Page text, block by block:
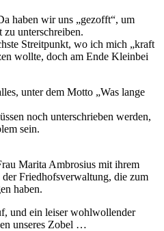
haben wir uns „gezofft“, um
unterschreiben.
Streitpunkt, wo ich mich „kraft
wollte, doch am Ende Kleinbei
unter dem Motto „Was lange
noch unterschrieben werden,
sein.
Marita Ambrosius mit ihrem
Friedhofsverwaltung, die zum
haben.
und ein leiser wohlwollender
unseres Zobel …